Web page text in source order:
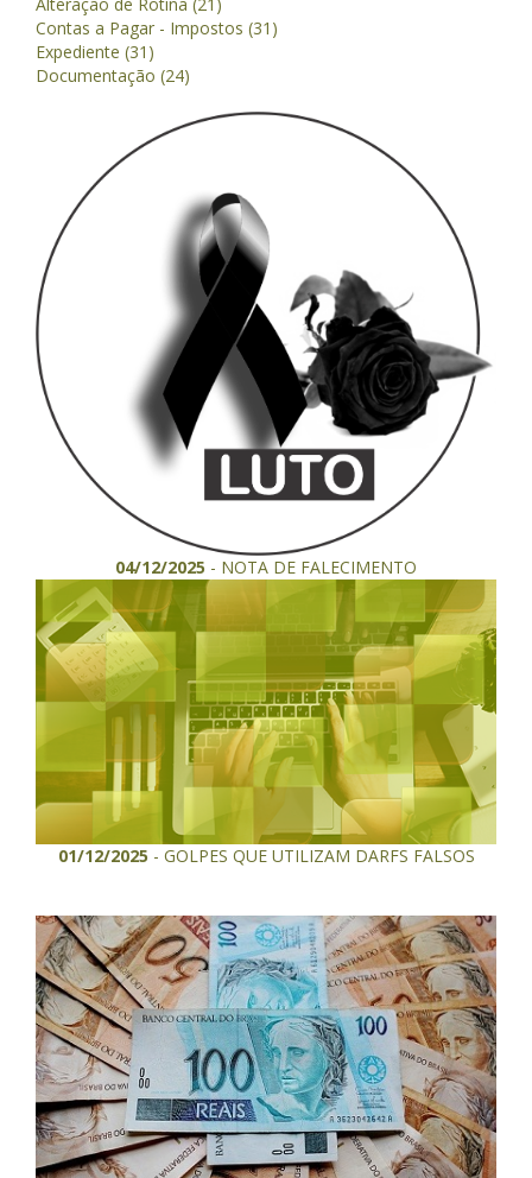
Contas a Pagar - Impostos (31)
Expediente (31)
Documentação (24)
04/12/2025 - NOTA DE FALECIMENTO
01/12/2025 - GOLPES QUE UTILIZAM DARFS FALSOS